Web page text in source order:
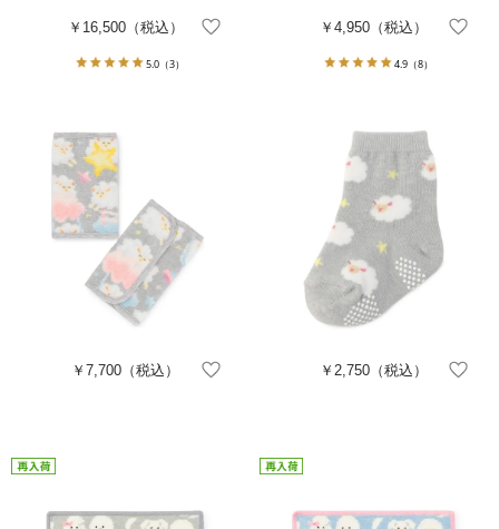
￥16,500（税込）
5.0 （3）
￥4,950（税込）
4.9（8）
￥7,700 （税込） ￥2,750（税込）